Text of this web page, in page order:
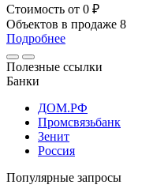
Стоимость от 0 ₽
Объектов в продаже 8
Подробнее
Полезные ссылки
Банки
ДОМ.РФ
Промсвязьбанк
Зенит
Россия
Популярные запросы